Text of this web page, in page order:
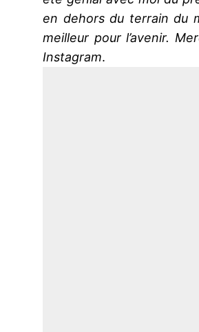
en dehors du terrain du
meilleur pour l’avenir.
Instagram.